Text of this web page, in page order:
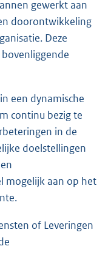
gewerkt aan
doorontwikkeling
Deze
een dynamische
continu bezig te
in de
doelstellingen
mogelijk aan op het
of Leveringen